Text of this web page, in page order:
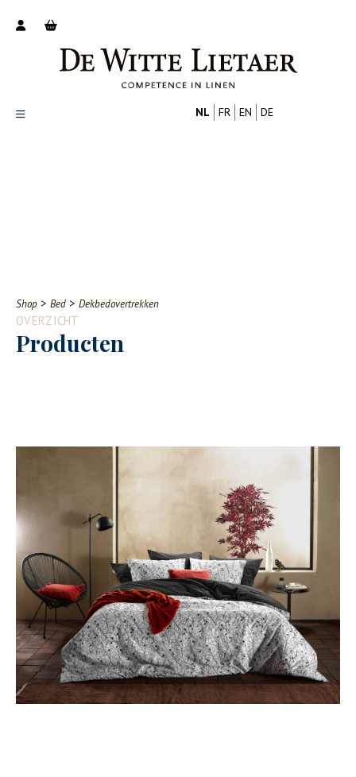
Contact
NL FR EN DE
Shop > Bed > Dekbedovertrekken
OVERZICHT
Producten